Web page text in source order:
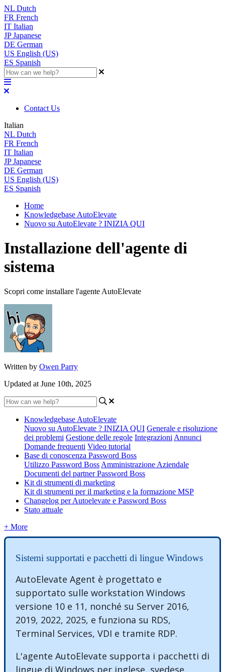
NL Dutch
FR French
IT Italian
JP Japanese
DE German
US English (US)
ES Spanish
Contact Us
Italian
NL Dutch
FR French
IT Italian
JP Japanese
DE German
US English (US)
ES Spanish
Home
Knowledgebase AutoElevate
Nuovo su AutoElevate ? INIZIA QUI
Installazione dell'agente di
sistema
Scopri come installare l'agente AutoElevate
Written by Owen Parry
Updated at June 10th, 2025
Knowledgebase AutoElevate
Nuovo su AutoElevate ? INIZIA QUI Generale e risoluzione
dei problemi Gestione delle regole Integrazioni Annunci
Domande frequenti Video tutorial
Base di conoscenza Password Boss
Utilizzo Password Boss Amministrazione Aziendale
Documenti del partner Password Boss
Kit di strumenti di marketing
Kit di strumenti per il marketing e la formazione MSP
Changelog per Autoelevate e Password Boss
Stato attuale
+ More
Sistemi supportati e pacchetti di lingue Windows
AutoElevate Agent è progettato e
supportato sulle workstation Windows
versione 10 e 11, nonché su Server 2016,
2019, 2022, 2025, e funziona su RDS,
Terminal Services, VDI e tramite RDP.
L'agente AutoElevate supporta i pacchetti di